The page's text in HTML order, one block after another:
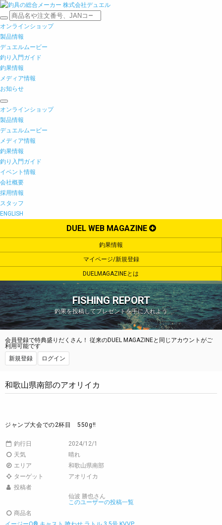
オンラインショップ
製品情報
デュエルムービー
釣り入門ガイド
釣果情報
メディア情報
お知らせ
オンラインショップ
製品情報
デュエルムービー
メディア情報
釣果情報
釣り入門ガイド
イベント情報
会社概要
採用情報
スタッフ
ENGLISH
DUEL WEB MAGAZINE
釣果情報
マイページ/新規登録
DUELMAGAZINEとは
FISHING REPORT
釣果を投稿してプレゼントを手に入れよう
会員登録で特典盛りだくさん！ 従来のDUEL MAGAZINEと同じアカウントがご
利用可能です
新規登録
ログイン
和歌山県南部のアオリイカ
ジャンプ大会での2杯目 550g‼️
釣行日
2024/12/1
天気
晴れ
エリア
和歌山県南部
ターゲット
アオリイカ
投稿者
仙波 勝也さん
このユーザーの投稿一覧
商品名